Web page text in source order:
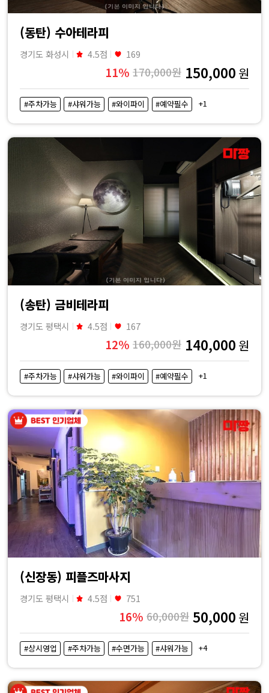
(동탄) 수아테라피
경기도 화성시 4.5점 169
11% 170,000원 150,000 원
#주차가능 #샤워가능 #와이파이 #예약필수 +1
(송탄) 금비테라피
경기도 평택시 4.5점 167
12% 160,000원 140,000 원
#주차가능 #샤워가능 #와이파이 #예약필수 +1
(신장동) 피플즈마사지
경기도 평택시 4.5점 751
16% 60,000원 50,000 원
#상시영업 #주차가능 #수면가능 #샤워가능 +4